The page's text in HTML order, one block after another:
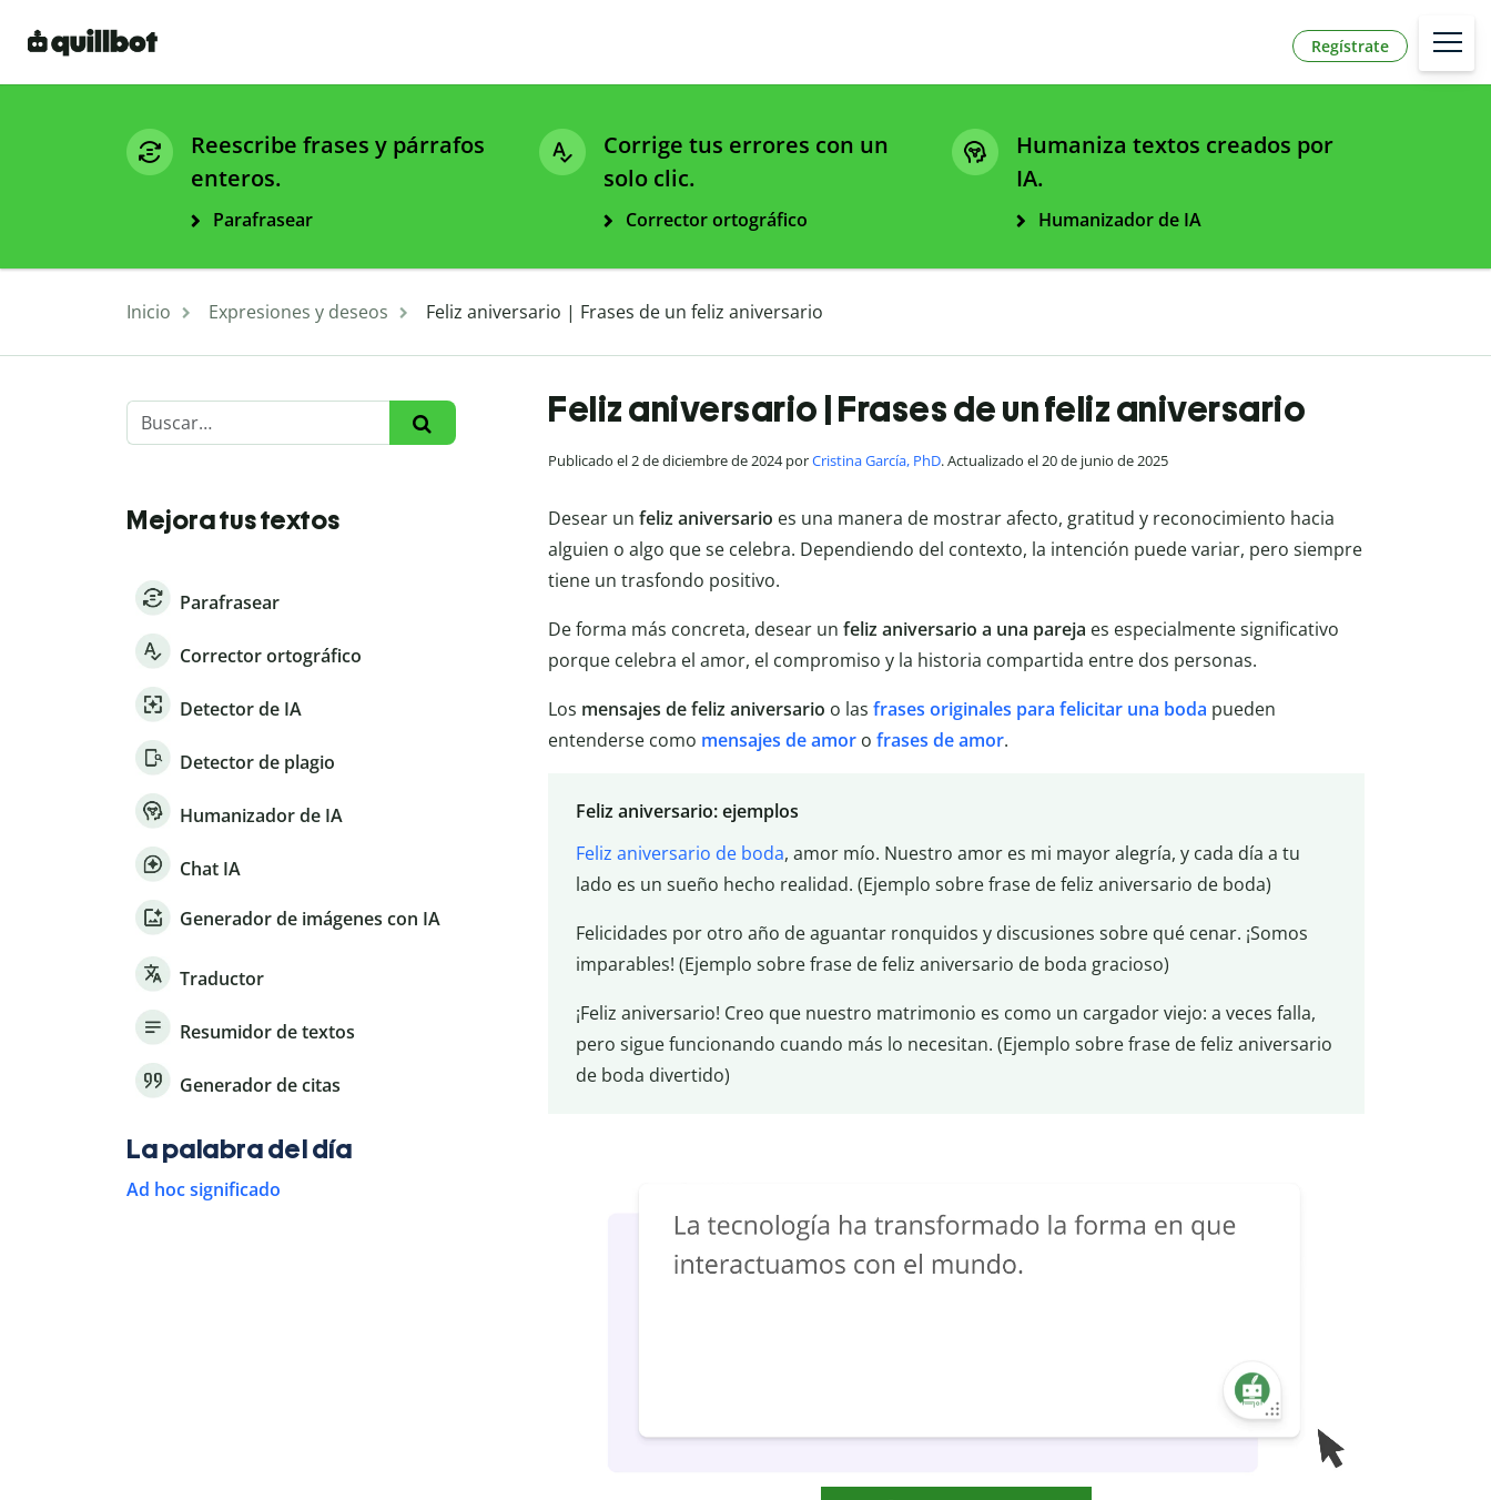
Regístrate
Reescribe frases y párrafos
enteros.
Parafrasear
Corrige tus errores con un
solo clic.
Corrector ortográfico
Humaniza textos creados por
IA.
Humanizador de IA
Inicio Expresiones y deseos Feliz aniversario | Frases de un feliz aniversario
Feliz aniversario | Frases de un feliz aniversario
Publicado el 2 de diciembre de 2024 porCristina García, PhD. Actualizado el 20 de junio de 2025
Desear un feliz aniversario es una manera de mostrar afecto, gratitud y reconocimiento hacia
alguien o algo que se celebra. Dependiendo del contexto, la intención puede variar, pero siempre
tiene un trasfondo positivo.
De forma más concreta, desear un feliz aniversario a una pareja es especialmente significativo
porque celebra el amor, el compromiso y la historia compartida entre dos personas.
Los mensajes de feliz aniversario o las frases originales para felicitar una boda pueden
entenderse como mensajes de amor o frases de amor.
Feliz aniversario: ejemplos
Feliz aniversario de boda, amor mío. Nuestro amor es mi mayor alegría, y cada día a tu
lado es un sueño hecho realidad. (Ejemplo sobre frase de feliz aniversario de boda)
Felicidades por otro año de aguantar ronquidos y discusiones sobre qué cenar. ¡Somos
imparables! (Ejemplo sobre frase de feliz aniversario de boda gracioso)
¡Feliz aniversario! Creo que nuestro matrimonio es como un cargador viejo: a veces falla,
pero sigue funcionando cuando más lo necesitan. (Ejemplo sobre frase de feliz aniversario
de boda divertido)
Mejora tus textos
Parafrasear
Corrector ortográfico
Detector de IA
Detector de plagio
Humanizador de IA
Chat IA
Generador de imágenes con IA
Traductor
Resumidor de textos
Generador de citas
La palabra del día
Ad hoc significado